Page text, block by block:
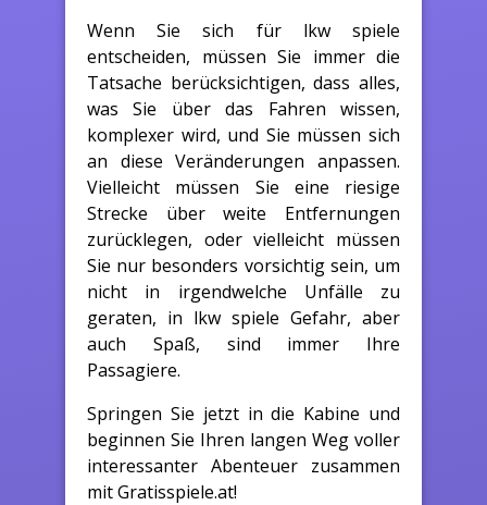
Wenn Sie sich für lkw spiele
entscheiden, müssen Sie immer die
Tatsache berücksichtigen, dass alles,
was Sie über das Fahren wissen,
komplexer wird, und Sie müssen sich
an diese Veränderungen anpassen.
Vielleicht müssen Sie eine riesige
Strecke über weite Entfernungen
zurücklegen, oder vielleicht müssen
Sie nur besonders vorsichtig sein, um
nicht in irgendwelche Unfälle zu
geraten, in lkw spiele Gefahr, aber
auch Spaß, sind immer Ihre
Passagiere.
Springen Sie jetzt in die Kabine und
beginnen Sie Ihren langen Weg voller
interessanter Abenteuer zusammen
mit Gratisspiele.at!